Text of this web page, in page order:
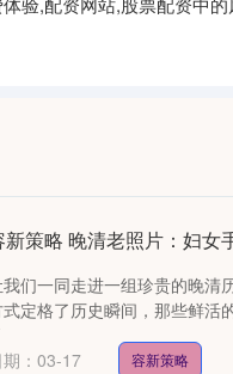
新策略 晚清老照片：妇女
们一同走进一组珍贵的晚清
定格了历史瞬间，那些鲜活
期：03-17
容新策略